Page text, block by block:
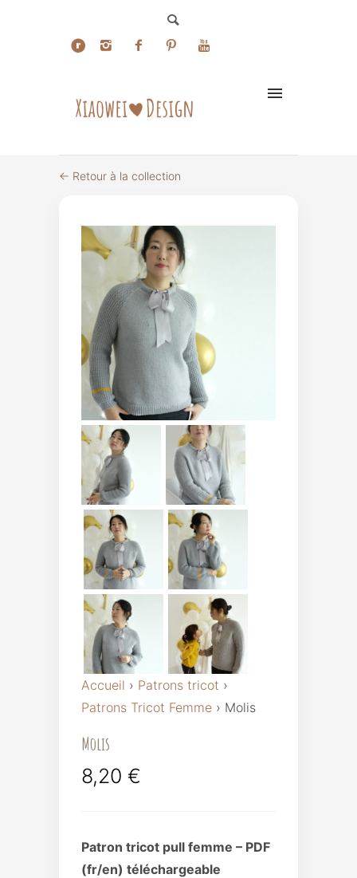
← Retour à la collection
Accueil › Patrons tricot ›
Patrons Tricot Femme › Molis
Molis
8,20 €
Patron tricot pull femme – PDF
(fr/en) téléchargeable